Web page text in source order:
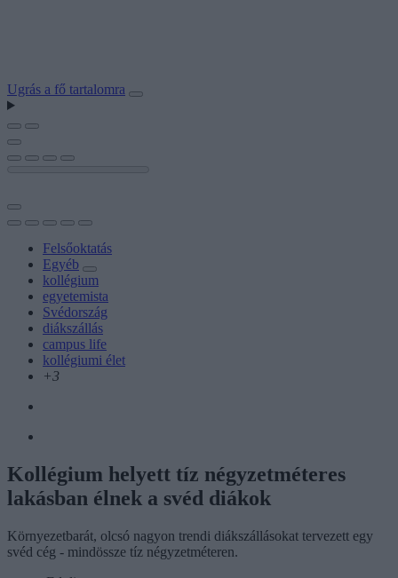
Ugrás a fő tartalomra
Felsőoktatás
Egyéb
kollégium
egyetemista
Svédország
diákszállás
campus life
kollégiumi élet
+3
Kollégium helyett tíz négyzetméteres
lakásban élnek a svéd diákok
Környezetbarát, olcsó nagyon trendi diákszállásokat tervezett egy
svéd cég - mindössze tíz négyzetméteren.